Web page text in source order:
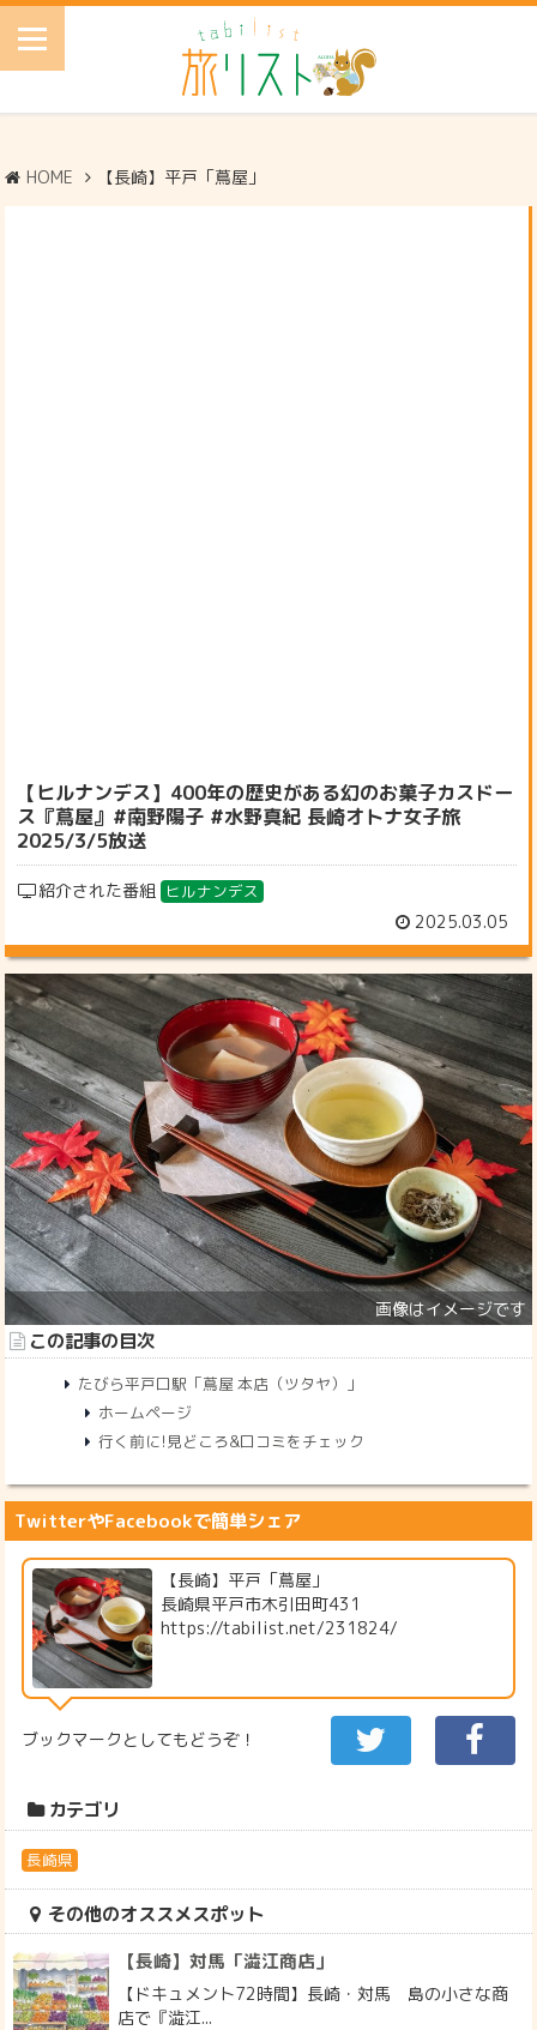
HOME 【長崎】平戸「蔦屋」
【ヒルナンデス】400年の歴史がある幻のお菓子カスドー
ス『蔦屋』#南野陽子 #水野真紀 長崎オトナ女子旅
2025/3/5放送
紹介された番組 ヒルナンデス
2025.03.05
この記事の目次
たびら平戸口駅「蔦屋 本店（ツタヤ）」
ホームページ
行く前に!見どころ&口コミをチェック
TwitterやFacebookで簡単シェア
【長崎】平戸「蔦屋」
長崎県平戸市木引田町431
https://tabilist.net/231824/
ブックマークとしてもどうぞ！
カテゴリ
長崎県
その他のオススメスポット
【長崎】対馬「澁江商店」
【ドキュメント72時間】長崎・対馬 島の小さな商
店で『澁江...